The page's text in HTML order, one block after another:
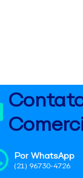
Por WhatsApp
(21) 96730-4726